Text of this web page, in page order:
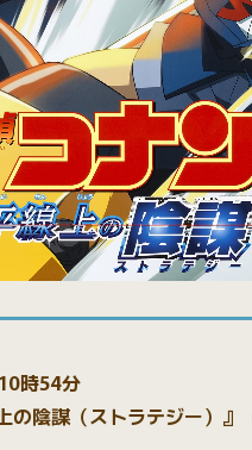
時54分
陰謀（ストラテジー）』